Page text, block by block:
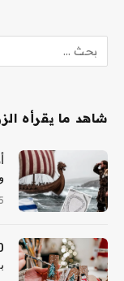
شاهد ما يقرأه
25